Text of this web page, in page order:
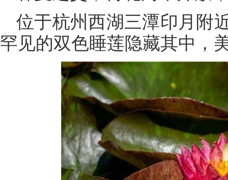
位于杭州西湖三潭印月附
罕见的双色睡莲隐藏其中，